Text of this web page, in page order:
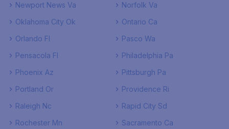
Newport News Va
Norfolk Va
Oklahoma City Ok
Ontario Ca
Orlando Fl
Pasco Wa
Pensacola Fl
Philadelphia Pa
Phoenix Az
Pittsburgh Pa
Portland Or
Providence Ri
Raleigh Nc
Rapid City Sd
Rochester Mn
Sacramento Ca